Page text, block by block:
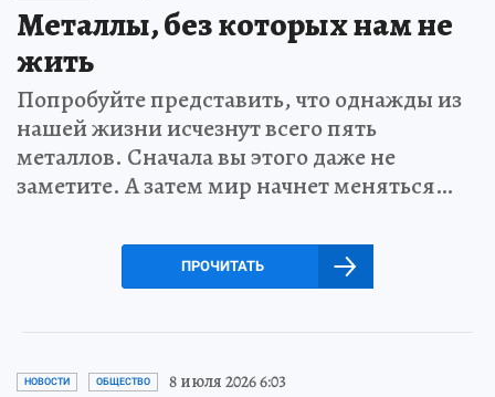
Металлы, без которых нам не
жить
Попробуйте представить, что однажды из
нашей жизни исчезнут всего пять
металлов. Сначала вы этого даже не
заметите. А затем мир начнет меняться…
ПРОЧИТАТЬ
НОВОСТИ ОБЩЕСТВО 8 июля 2026 6:03